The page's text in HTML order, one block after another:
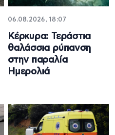
06.08.2026, 18:07
Κέρκυρα: Τεράστια
θαλάσσια ρύπανση
στην παραλία
Ημερολιά